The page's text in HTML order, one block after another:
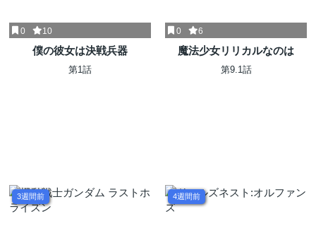
0 10
僕の彼女は決戦兵器
第1話
0 6
魔法少女リリカルなのは
第9.1話
3週間前 4週間前